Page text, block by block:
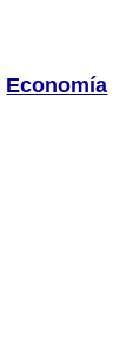
Economía